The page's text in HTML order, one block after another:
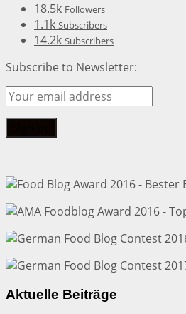
18.5k Followers
1.1k Subscribers
14.2k Subscribers
Subscribe to Newsletter:
Aktuelle Beiträge